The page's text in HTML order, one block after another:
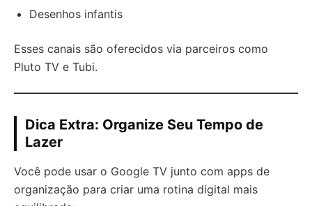
Desenhos infantis
Esses canais são oferecidos via parceiros como
Pluto TV e Tubi.
Dica Extra: Organize Seu Tempo de
Lazer
Você pode usar o Google TV junto com apps de
organização para criar uma rotina digital mais